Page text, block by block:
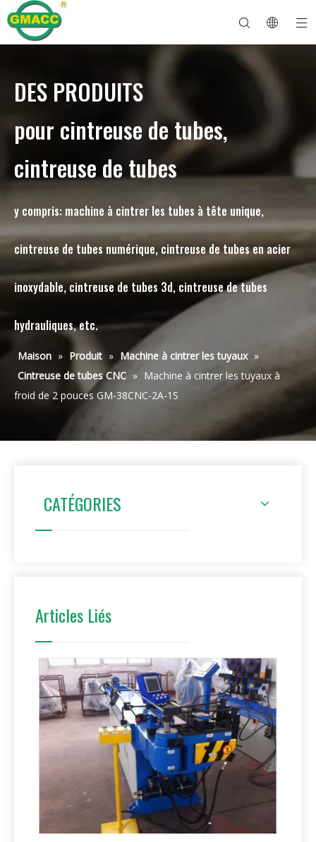
DES PRODUITS
pour cintreuse de tubes,
cintreuse de tubes
y compris: machine à cintrer les tubes à tête unique,
cintreuse de tubes numérique, cintreuse de tubes en acier
inoxydable, cintreuse de tubes 3d, cintreuse de tubes
hydrauliques, etc.
Maison » Produit » Machine à cintrer les tuyaux »
Cintreuse de tubes CNC » Machine à cintrer les tuyaux à
froid de 2 pouces GM-38CNC-2A-1S
CATÉGORIES
Articles Liés